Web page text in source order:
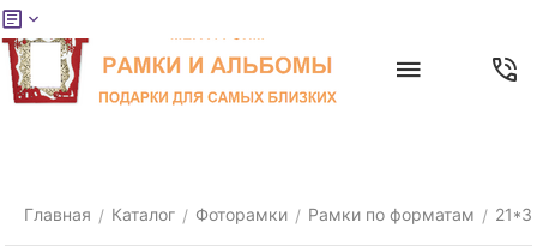
Главная / Каталог / Фоторамки / Рамки по форматам /
Меню
товары